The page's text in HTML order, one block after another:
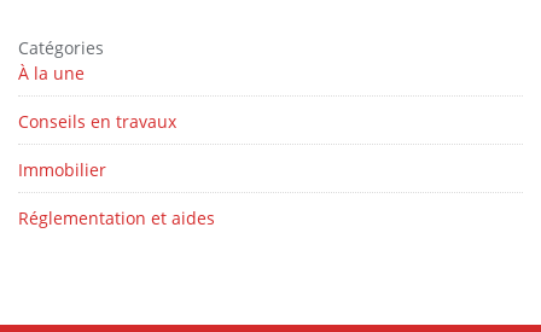
Catégories
À la une
Conseils en travaux
Immobilier
Réglementation et aides